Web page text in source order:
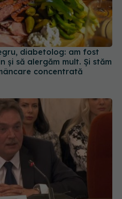
și să alergăm mult. Și stăm
concentrată